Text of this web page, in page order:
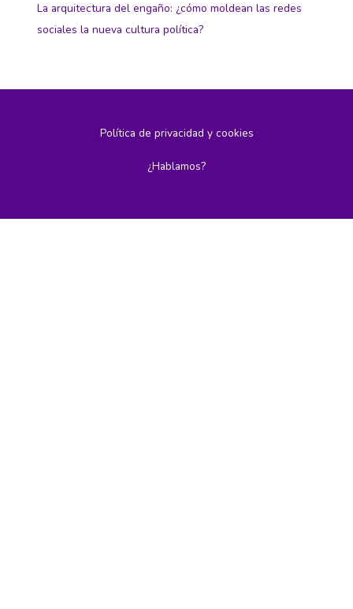
La arquitectura del engaño: ¿cómo moldean las redes
sociales la nueva cultura política?
Política de privacidad y cookies
¿Hablamos?